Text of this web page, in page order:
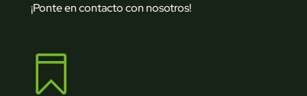
¡Ponte en contacto con nosotros!
